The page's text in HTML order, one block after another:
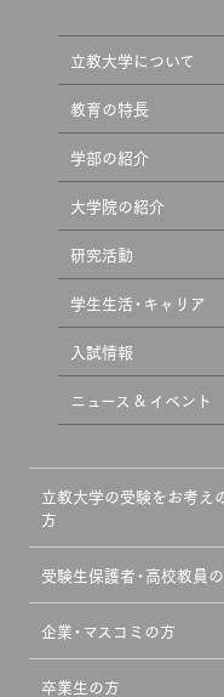
立教大学について
教育の特長
学部の紹介
大学院の紹介
研究活動
学生生活・キャリア
入試情報
ニュース & イベント
立教大学の受験をお考え
方
受験生保護者・高校教員
企業・マスコミの方
卒業生の方